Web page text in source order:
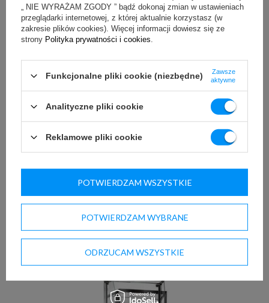
Producent:
CEBEA
wymiary (dł. / szer. / wys.)
970/800/1390-1410 mm
Sugerowana cena netto:
13 375,00 zł(netto)
Nasza cena: 11 368,75 zł(netto)
„ NIE WYRAŻAM ZGODY ” bądź dokonaj zmian w ustawieniach
przeglądarki internetowej, z której aktualnie korzystasz (w
zakresie plików cookies). Więcej informacji dowiesz się ze
strony Polityka prywatności i cookies
Funkcjonalne pliki cookie (niezbędne)
Zawsze
aktywne
Analityczne pliki cookie
Reklamowe pliki cookie
POTWIERDZAM WYBRANE
ODRZUCAM WSZYSTKIE
POTWIERDZAM WSZYSTKIE